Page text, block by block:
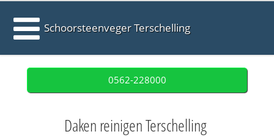
Schoorsteenveger Terschelling
0562-228000
Daken reinigen Terschelling